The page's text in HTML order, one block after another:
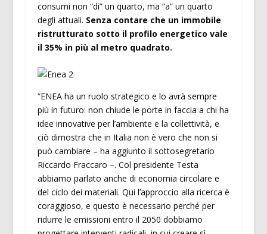
consumi non “di” un quarto, ma “a” un quarto
degli attuali. Senza contare che un immobile
ristrutturato sotto il profilo energetico vale
il 35% in più al metro quadrato.
“ENEA ha un ruolo strategico e lo avrà sempre
più in futuro: non chiude le porte in faccia a chi ha
idee innovative per l’ambiente e la collettività, e
ciò dimostra che in Italia non è vero che non si
può cambiare – ha aggiunto il sottosegretario
Riccardo Fraccaro –. Col presidente Testa
abbiamo parlato anche di economia circolare e
del ciclo dei materiali. Qui l’approccio alla ricerca è
coraggioso, e questo è necessario perché per
ridurre le emissioni entro il 2050 dobbiamo